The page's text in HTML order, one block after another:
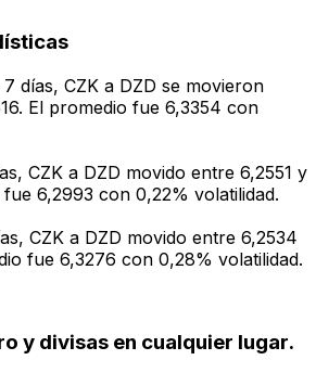
días, CZK a DZD se movieron
El promedio fue 6,3354 con
CZK a DZD movido entre 6,2551 y
fue 6,2993 con 0,22% volatilidad.
CZK a DZD movido entre 6,2534
fue 6,3276 con 0,28% volatilidad.
y divisas en cualquier lugar.